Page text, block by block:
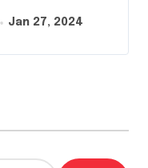
Jan 27, 2024